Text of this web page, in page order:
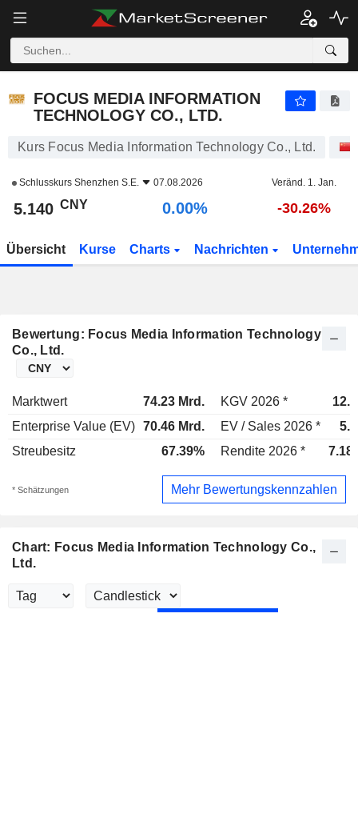
FOCUS MEDIA INFORMATION
TECHNOLOGY CO., LTD.
Kurs Focus Media Information Technology Co., Ltd.
Schlusskurs Shenzhen S.E. 07.08.2026 Veränd. 1. Jan.
5.140 CNY 0.00% -30.26%
Übersicht Kurse Charts Nachrichten
Bewertung: Focus Media Information Technology
Co., Ltd.
Marktwert 74.23 Mrd. KGV 2026 *
Enterprise Value (EV) 70.46 Mrd. EV / Sales 2026 *
Streubesitz
67.39% Rendite 2026 *
* Schätzungen Mehr Bewertungskennzahlen
Chart: Focus Media Information Technology Co.,
Ltd.